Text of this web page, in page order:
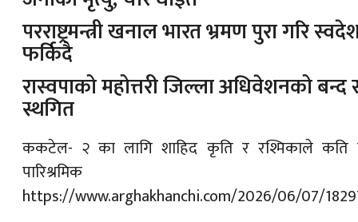
परराष्ट्रमन्त्री खनाल भारत भ्रमण पुरा गरि
फर्किदै
रास्वपाको महोत्तरी जिल्ला अधिवेशनको बन्द
स्थगित
ककटेल- २ का लागि शाहिद कृति र रश्मिकाले कति
पारिश्रमिक
https://www.arghakhanchi.com/2026/06/07/